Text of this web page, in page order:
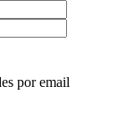
por email